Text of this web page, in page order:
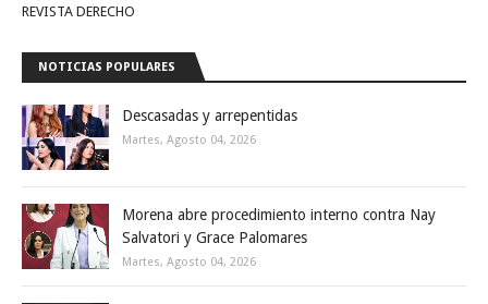
REVISTA DERECHO
NOTICIAS POPULARES
Descasadas y arrepentidas
Martes, Agosto 04, 2026
Morena abre procedimiento interno contra Nay
Salvatori y Grace Palomares
Martes, Agosto 04, 2026